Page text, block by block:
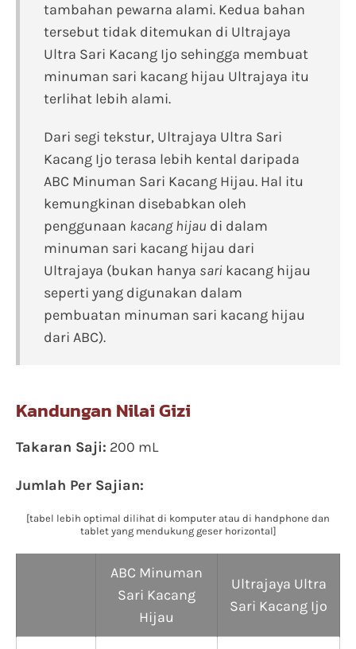
tambahan pewarna alami. Kedua bahan
tersebut tidak ditemukan di Ultrajaya
Ultra Sari Kacang Ijo sehingga membuat
minuman sari kacang hijau Ultrajaya itu
terlihat lebih alami.
Dari segi tekstur, Ultrajaya Ultra Sari
Kacang Ijo terasa lebih kental daripada
ABC Minuman Sari Kacang Hijau. Hal itu
kemungkinan disebabkan oleh
penggunaan kacang hijau di dalam
minuman sari kacang hijau dari
Ultrajaya (bukan hanya sari kacang hijau
seperti yang digunakan dalam
pembuatan minuman sari kacang hijau
dari ABC).
Kandungan Nilai Gizi
Takaran Saji: 200 mL
Jumlah Per Sajian:
[tabel lebih optimal dilihat di komputer atau di handphone dan
tablet yang mendukung geser horizontal]
ABC Minuman
Sari Kacang
Hijau
Ultrajaya Ultra
Sari Kacang Ijo